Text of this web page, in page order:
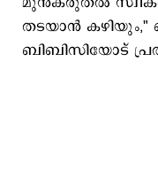
തടയാൻ
ബിബിസിയോട്